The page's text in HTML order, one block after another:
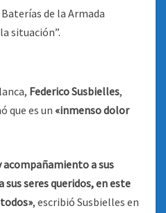
de la Armada
situación”.
Federico Susbielles,
que es un «inmenso dolor
acompañamiento a sus
sus seres queridos, en este
, escribió Susbielles en